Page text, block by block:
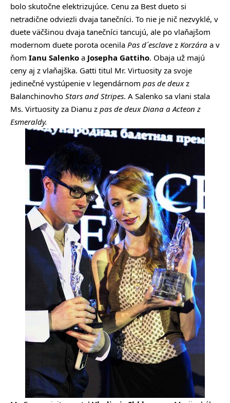
bolo skutočne elektrizujúce. Cenu za Best dueto si
netradične odviezli dvaja tanečníci. To nie je nič nezvyklé, v
duete väčšinou dvaja tanečníci tancujú, ale po vlaňajšom
modernom duete porota ocenila Pas d´esclave z Korzára a v
ňom Ianu Salenko a Josepha Gattiho. Obaja už majú
ceny aj z vlaňajška. Gatti titul Mr. Virtuosity za svoje
jedinečné vystúpenie v legendárnom pas de deuxz
Balanchinovho Stars and Stripes. A Salenko sa vlani stala
Ms. Virtuosity za Dianu z pas de deuxDiana a Acteon z
Esmeraldy.